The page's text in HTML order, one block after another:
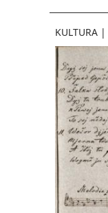
KULTURA |